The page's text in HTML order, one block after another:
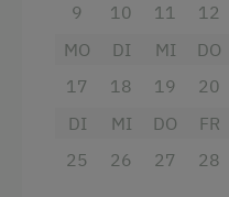
Backofen
9
10
11
12
MO
17
DI
18
MI
19
DO
20
DI
25
MI
26
DO
27
FR
28